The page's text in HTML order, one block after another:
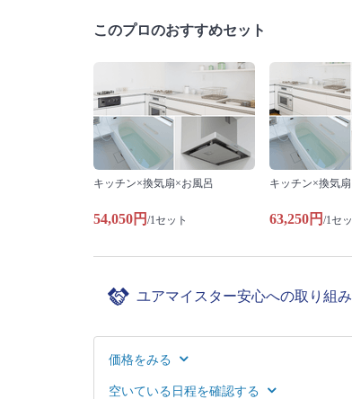
このプロのおすすめセット
キッチン×換気扇×お風呂
54,050円 /1セット
キッチン×換気
63,250円 /1セ
ユアマイスター安心への取り組み
価格をみる
空いている日程を確認する